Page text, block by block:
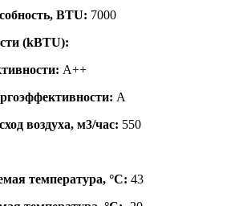
BTU: 7000
(kBTU):
A++
A
воздуха, м3/час: 550
температура, °C: 43